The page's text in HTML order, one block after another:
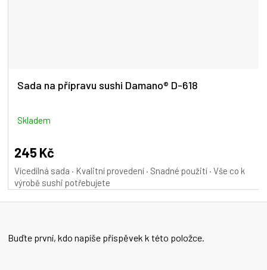
Sada na přípravu sushi Damano® D-618
Skladem
245 Kč
Vícedílná sada · Kvalitní provedení · Snadné použití · Vše co k
výrobě sushi potřebujete
Buďte první, kdo napíše příspěvek k této položce.